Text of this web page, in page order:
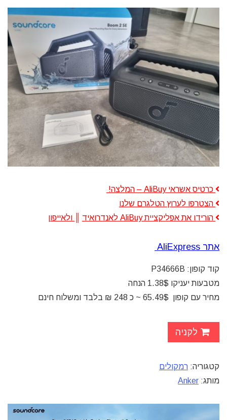
כרטיס אשראי AliBuy – המלצה!
הצטרפו לערוץ הטלגרם שלנו
הורידו את אפליקציית AliBuy לאנדרואיד
ולאייפון
אתר AliExpress
קוד קופון: P34666B
מטבעות יעניקו 1.38$ הנחה
מחיר עם קופון 65.49$ ~ כ 248 ₪ בלבד ומשלוח חינם
לקניה
קטגוריה: רמקולים
מותג: Anker